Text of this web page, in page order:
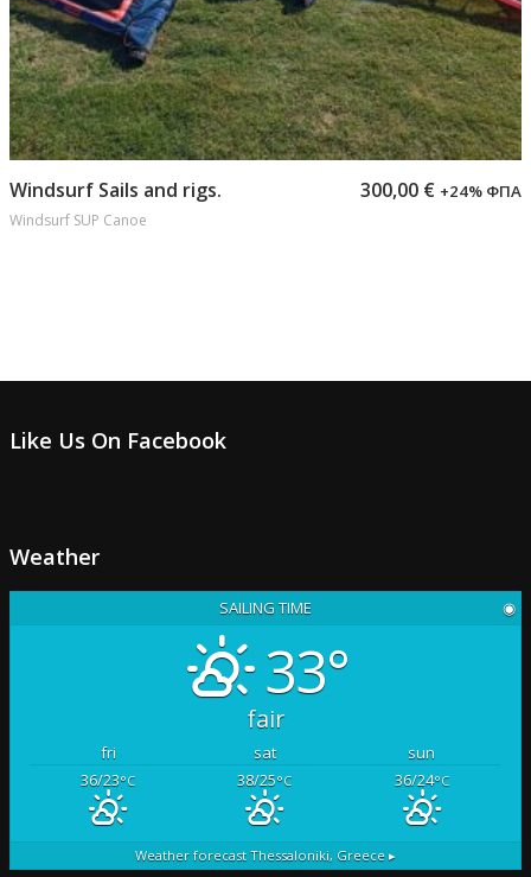
Προσθήκη στο καλάθι
Windsurf Sails and rigs.
Windsurf SUP Canoe
300,00 € +24% ΦΠΑ
Like Us On Facebook
Weather
SAILING TIME ◉
33°
fair
fri sat
sun
36/23°C 38/25°C 36/24°C
Weather forecast Thessaloniki, Greece ▸